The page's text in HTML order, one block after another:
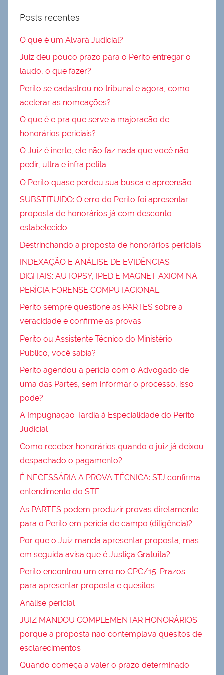
Posts recentes
O que é um Alvará Judicial?
Juiz deu pouco prazo para o Perito entregar o
laudo, o que fazer?
Perito se cadastrou no tribunal e agora, como
acelerar as nomeações?
O que é e pra que serve a majoracão de
honorários periciais?
O Juiz é inerte, ele não faz nada que você não
pedir, ultra e infra petita
O Perito quase perdeu sua busca e apreensão
SUBSTITUIDO: O erro do Perito foi apresentar
proposta de honorários já com desconto
estabelecido
Destrinchando a proposta de honorários periciais
INDEXAÇÃO E ANÁLISE DE EVIDÊNCIAS
DIGITAIS: AUTOPSY, IPED E MAGNET AXIOM NA
PERÍCIA FORENSE COMPUTACIONAL
Perito sempre questione as PARTES sobre a
veracidade e confirme as provas
Perito ou Assistente Técnico do Ministério
Público, você sabia?
Perito agendou a perícia com o Advogado de
uma das Partes, sem informar o processo, isso
pode?
A Impugnação Tardia à Especialidade do Perito
Judicial
Como receber honorários quando o juiz já deixou
despachado o pagamento?
É NECESSÁRIA A PROVA TÉCNICA: STJ confirma
entendimento do STF
As PARTES podem produzir provas diretamente
para o Perito em perícia de campo (diligência)?
Por que o Juiz manda apresentar proposta, mas
em seguida avisa que é Justiça Gratuita?
Perito encontrou um erro no CPC/15: Prazos
para apresentar proposta e quesitos
Análise pericial
JUIZ MANDOU COMPLEMENTAR HONORÁRIOS
porque a proposta não contemplava quesitos de
esclarecimentos
Quando começa a valer o prazo determinado